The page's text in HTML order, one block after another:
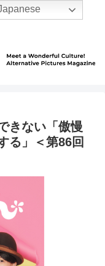
きない「傲慢
る」＜第86回